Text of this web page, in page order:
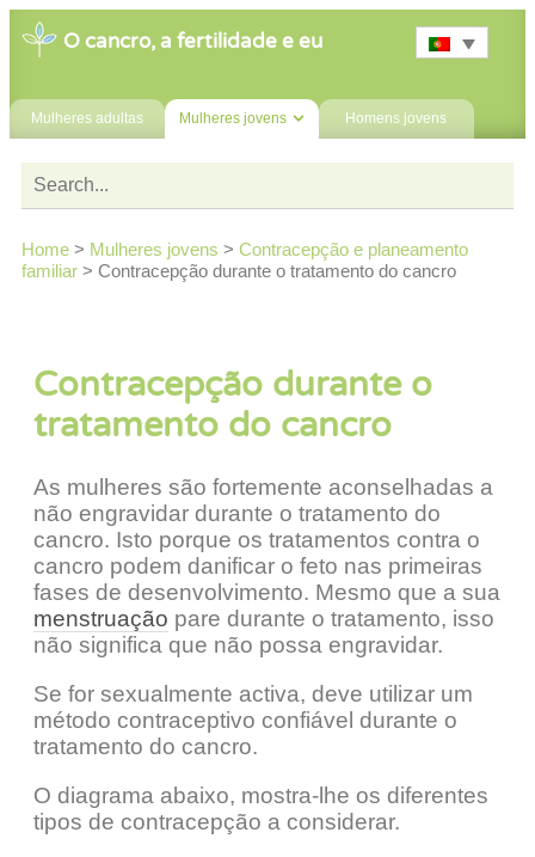
O cancro, a fertilidade e eu
Mulheres adultas Mulheres jovens Homens jovens
Home > Mulheres jovens > Contracepção e planeamento
familiar > Contracepção durante o tratamento do cancro
Contracepção durante o
tratamento do cancro
As mulheres são fortemente aconselhadas a
não engravidar durante o tratamento do
cancro. Isto porque os tratamentos contra o
cancro podem danificar o feto nas primeiras
fases de desenvolvimento. Mesmo que a sua
menstruação pare durante o tratamento, isso
não significa que não possa engravidar.
Se for sexualmente activa, deve utilizar um
método contraceptivo confiável durante o
tratamento do cancro.
O diagrama abaixo, mostra-lhe os diferentes
tipos de contracepção a considerar.